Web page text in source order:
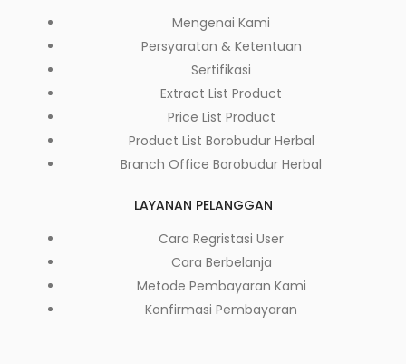
Mengenai Kami
Persyaratan & Ketentuan
Sertifikasi
Extract List Product
Price List Product
Product List Borobudur Herbal
Branch Office Borobudur Herbal
LAYANAN PELANGGAN
Cara Regristasi User
Cara Berbelanja
Metode Pembayaran Kami
Konfirmasi Pembayaran